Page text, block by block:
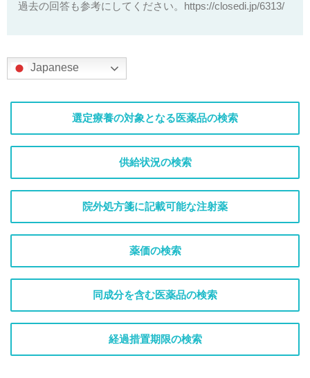
過去の回答も参考にしてください。https://closedi.jp/6313/
Japanese
選定療養の対象となる医薬品の検索
供給状況の検索
院外処方箋に記載可能な注射薬
薬価の検索
同成分を含む医薬品の検索
経過措置期限の検索